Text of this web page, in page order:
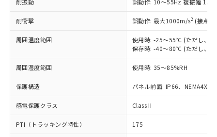
耐振動 誤動作: 10～55Hz 複振幅
耐衝撃 誤動作: 最大1000m/s2 (接点
周囲温度範囲
使用時: -25～55℃ (ただし、氷
保存時: -40～80℃ (ただし、氷
周囲湿度範囲 使用時: 35～85%RH
保護構造 パネル前面: IP66、NEMA4X,
感電保護クラス Class II
PTI（トラッキング特性） 175
正式な納期状況および標準価格はお客
様のお取引先、またはお客様担当のオ
ムロン制御機器販売店・当社販売員に
オムロン制御機器販売店や当社販売拠
販売ネットワーク
」をご確認
在庫状況および標準価格結果を当社の
事前の承諾なく第三者に漏洩または開
示しないようお願いします。
マイパーツ機能（部品リスト作成サー
ビス）をご利用いただくには、I-Web
メンバーズにご登録されている必要が
但し、RoHS指令で産業用監視および制御機器に対する
適用除外項目は除く。
フタル酸エステル類の４物質については閾値を超える意
図的な使用がないことを確認しています。
部品在庫の切り替え状況などにより、予定
月が前後することがあります。
DBP(フタル酸ジブチル) : 1000ppm、 DIBP(フタル酸ジ
イソブチル) : 1000ppm、 BBP(フタル酸ブチルベンジ
DEHP(フタル酸ビス(2-エチルヘキシル)) : 1000ppm
準値以下であることを示します。
「10」：通常の使用状況下において有害物
質が外部に漏えいし、環境に深刻な影響を
及ぼさない年数を意味します。
「－」：未確認です。当社販売部門へお問
全に破砕するなど、違法に輸出されな
いよう必要な手段を講じます。
当社は貴社製品を、核兵器、ミサイ
ル、化学兵器、生物兵器またはその他
武器並びにこれらの製造装置等に一切
当社は、貴社製品を第三者に販売する
場合は、上記1、2および3の内容を当
該第三者に通知します。また当社は、
販売先および販売に係わる関係者が違
法に輸出するおそれがある場合は、取
り引きをいたしません。
一定数には満たないが在庫あり
－
在庫なし(最新の在庫状況につ
いては、お客様のお取引先、ま
たはお客様担当のオムロン制御
機器販売店・当社販売員にご確
空
受注生産機種、また在庫状況の
情報を公開していない機種